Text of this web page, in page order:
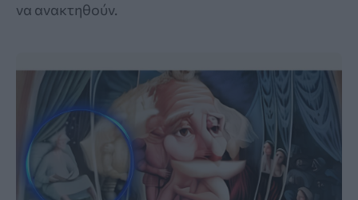
να ανακτηθούν.